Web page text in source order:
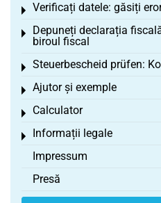
Verificați datele: găsiți
Toggle menu
Depuneți declarația
biroul fiscal
Toggle menu
Steuerbescheid prüfen:
Toggle menu
Ajutor și exemple
Toggle menu
Calculator
Toggle menu
Informații legale
Toggle menu
Impressum
Presă